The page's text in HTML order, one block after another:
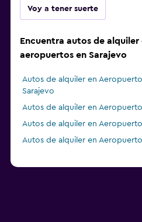
Voy a tener suerte
Encuentra autos de
aeropuertos en Sarajevo
Autos de alquiler en
Sarajevo
Autos de alquiler en Aeropuerto
Autos de alquiler en
Autos de alquiler en